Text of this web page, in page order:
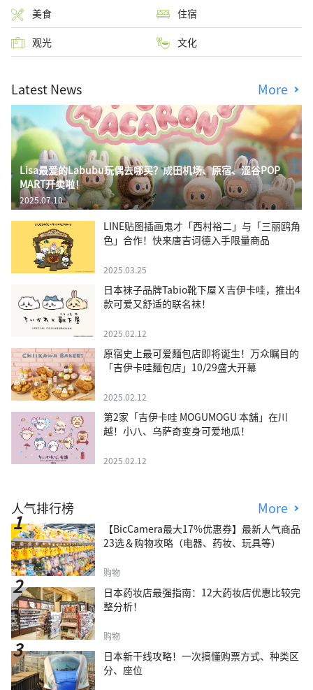
美食 住宿
观光 文化
Latest News More
Lisa最爱的Labubu玩偶去哪买？成田机场、原宿、涩谷POP
MART开卖啦！
2025.07.10
LINE贴图插画鬼才「西村裕二」与「三丽鸥角
色」合作！快来唐吉诃德入手限量商品
2025.03.25
日本袜子品牌Tabio靴下屋Ｘ吉伊卡哇，推出4
款可爱又舒适的联名袜！
2025.02.12
原宿史上最可爱麵包店即将诞生！万众瞩目的
「吉伊卡哇麵包店」10/29盛大开幕
2025.02.12
第2家「吉伊卡哇 MOGUMOGU 本舖」在川
越！小八、乌萨奇变身可爱地瓜！
2025.02.12
人气排行榜 More
【BicCamera最大17%优惠券】最新人气商品
23选＆购物攻略（电器、药妆、玩具等）
购物
日本药妆店最强指南：12大药妆店优惠比较完
整分析！
购物
日本新干线攻略！一次搞懂购票方式、种类区
分、座位